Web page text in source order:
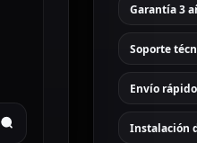
Garantía 3
Soporte
Envío
Instalación